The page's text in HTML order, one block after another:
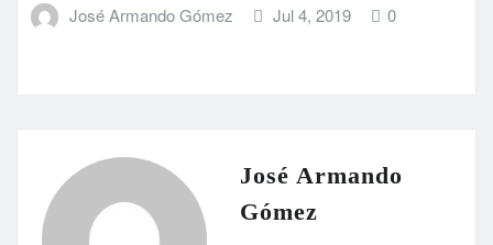
José Armando Gómez Jul 4, 2019 0
José Armando
Gómez